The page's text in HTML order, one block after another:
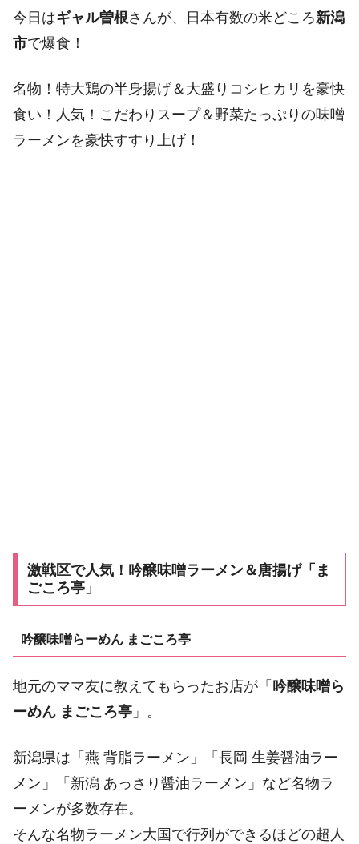
今日はギャル曽根さんが、日本有数の米どころ新潟
市で爆食！
名物！特大鶏の半身揚げ＆大盛りコシヒカリを豪快
食い！人気！こだわりスープ＆野菜たっぷりの味噌
ラーメンを豪快すすり上げ！
激戦区で人気！吟醸味噌ラーメン＆唐揚げ「ま
ごころ亭」
吟醸味噌らーめん まごころ亭
地元のママ友に教えてもらったお店が「 吟醸味噌ら
ーめん まごころ亭 」。
新潟県は「燕 背脂ラーメン」「長岡 生姜醤油ラー
メン」「新潟 あっさり醤油ラーメン」など名物ラ
ーメンが多数存在。
そんな名物ラーメン大国で行列ができるほどの超人